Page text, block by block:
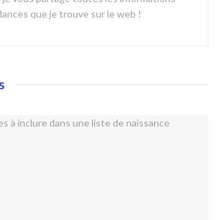
que je trouve sur le web !